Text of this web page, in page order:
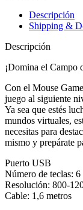
Descripción
Shipping &
Descripción
¡Domina el Campo
Con el Mouse
juego al siguiente
Ya sea que estés
mundos virtuales,
necesitas para
mismo y prepárate
Puerto USB
Número de teclas: 6
Resolución: 800-
Cable: 1,6 metros